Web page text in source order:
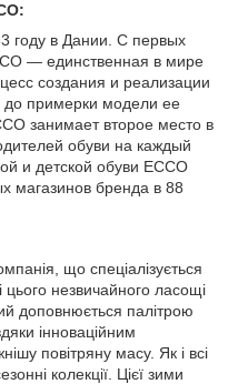
году в Дании. С первых
— единственная в мире
создания и реализации
до примерки модели ее
занимает второе место в
обуви на каждый
и детской обуви EССО
магазинов бренда в 88
що спеціалізується
незвичайного ласощі
доповнюється палітрою
інноваційним
повітряну масу. Як і всі
колекції. Цієї зими